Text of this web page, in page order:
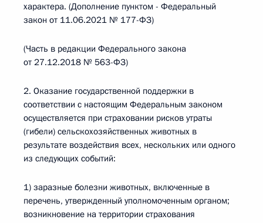
характера. (Дополнение пунктом - Федеральный
закон от 11.06.2021 № 177-ФЗ)
(Часть в редакции Федерального закона
от 27.12.2018 № 563-ФЗ)
2. Оказание государственной поддержки в
соответствии с настоящим Федеральным законом
осуществляется при страховании рисков утраты
(гибели) сельскохозяйственных животных в
результате воздействия всех, нескольких или одного
из следующих событий:
1) заразные болезни животных, включенные в
перечень, утвержденный уполномоченным органом;
возникновение на территории страхования